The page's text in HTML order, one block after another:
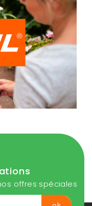
offres spéciales